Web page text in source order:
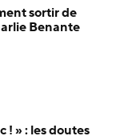
sortir de
Benante
! » : les doutes